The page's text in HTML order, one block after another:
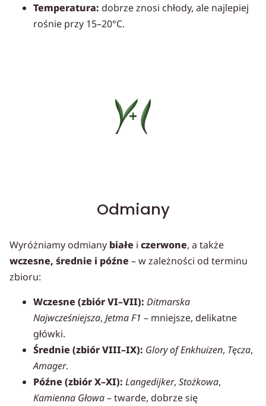
Temperatura: dobrze znosi chłody, ale najlepiej
rośnie przy 15–20°C.
Odmiany
Wyróżniamy odmiany białe i czerwone, a także
wczesne, średnie i późne – w zależności od terminu
zbioru:
Wczesne (zbiór VI–VII): Ditmarska
Najwcześniejsza, Jetma F1 – mniejsze, delikatne
główki.
Średnie (zbiór VIII–IX): Glory of Enkhuizen, Tęcza,
Amager.
Późne (zbiór X–XI): Langedijker, Stożkowa,
Kamienna Głowa– twarde, dobrze się